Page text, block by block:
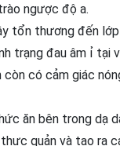
ngược độ a.
tổn thương đến
trạng đau âm ỉ tại
có cảm giác
ăn bên trong dạ
quản và tạo ra